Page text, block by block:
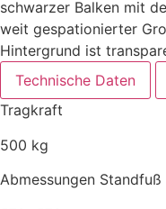
Technische Daten
Tragkraft
500 kg
Abmessungen Standfuß